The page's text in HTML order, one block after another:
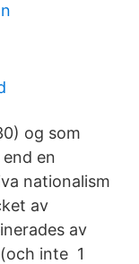
og som
en
nationalism
av
av
inte 1